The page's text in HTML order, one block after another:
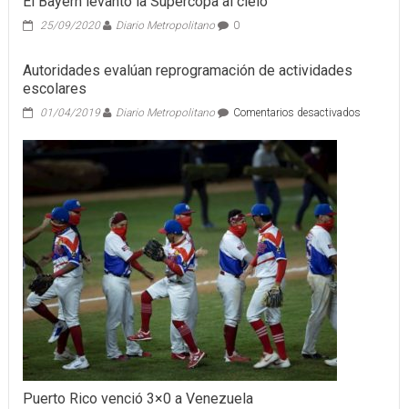
25/09/2020 Diario Metropolitano 0
Autoridades evalúan reprogramación de actividades
escolares
01/04/2019 Diario Metropolitano Comentarios desactivadosen
Puerto Rico venció 3×0 a Venezuela